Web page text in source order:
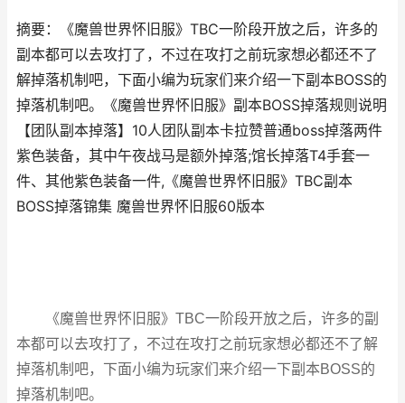
摘要：《魔兽世界怀旧服》TBC一阶段开放之后，许多的
副本都可以去攻打了，不过在攻打之前玩家想必都还不了
解掉落机制吧，下面小编为玩家们来介绍一下副本BOSS的
掉落机制吧。《魔兽世界怀旧服》副本BOSS掉落规则说明
【团队副本掉落】10人团队副本卡拉赞普通boss掉落两件
紫色装备，其中午夜战马是额外掉落;馆长掉落T4手套一
件、其他紫色装备一件,《魔兽世界怀旧服》TBC副本
BOSS掉落锦集 魔兽世界怀旧服60版本
《魔兽世界怀旧服》TBC一阶段开放之后，许多的副
本都可以去攻打了，不过在攻打之前玩家想必都还不了解
掉落机制吧，下面小编为玩家们来介绍一下副本BOSS的
掉落机制吧。